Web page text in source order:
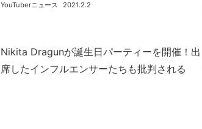
Nikita Dragunが誕生日パーティーを開催！出
席したインフルエンサーたちも批判される
2021.2.2
YouTuberニュース